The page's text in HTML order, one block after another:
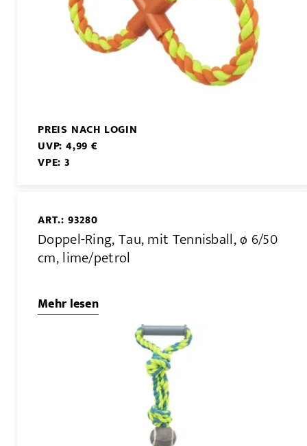
PREIS NACH LOGIN
UVP: 4,99 €
VPE: 3
ART.: 93280
Doppel-Ring, Tau, mit Tennisball, ø 6/50
cm, lime/petrol
Mehr lesen